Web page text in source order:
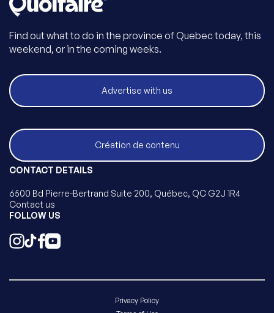
Find out what to do in the province of Quebec today, this
weekend, or in the coming weeks.
Advertise with us
Création de contenu
CONTACT DETAILS
6500 Bd Pierre-Bertrand Suite 200, Québec, QC G2J 1R4
Contact us
FOLLOW US
Privacy Policy